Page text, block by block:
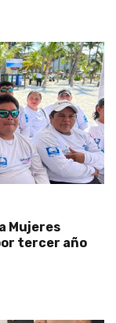
Mujeres
tercer año